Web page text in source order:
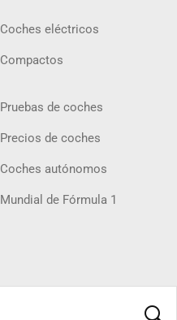
Coches eléctricos
Compactos
Pruebas de coches
Precios de coches
Coches autónomos
Mundial de Fórmula 1